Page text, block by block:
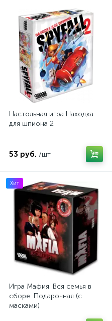
Настольная игра Находка
для шпиона 2
53 руб. /шт
Хит
Игра Мафия. Вся семья в
сборе. Подарочная (с
масками)